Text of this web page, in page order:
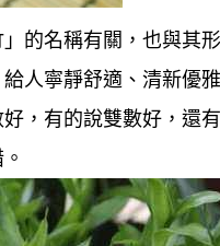
的名稱有關，也與其
人寧靜舒適、清新優
，有的說雙數好，還